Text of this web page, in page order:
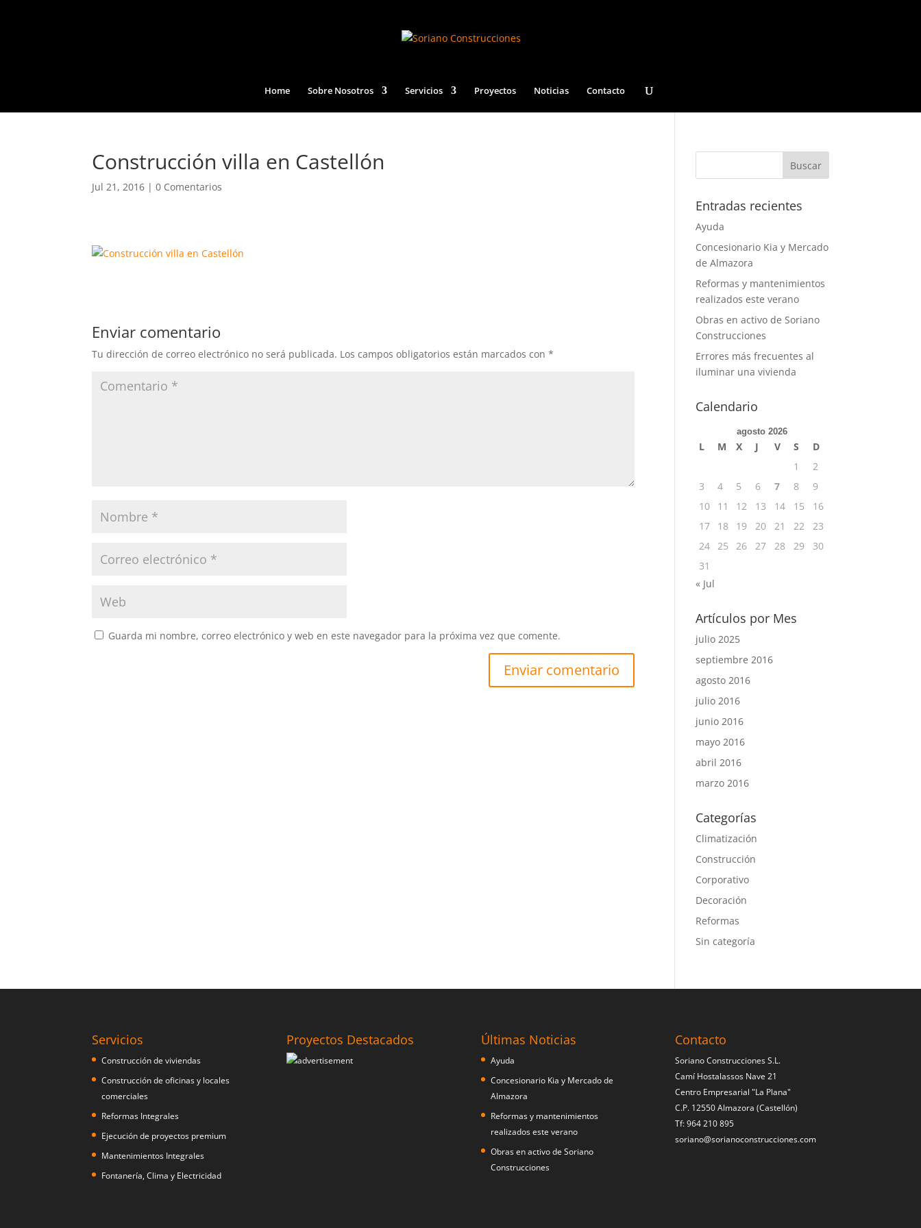
Home Sobre Nosotros Servicios Proyectos Noticias Contacto
Construcción villa en Castellón
Jul 21, 2016 |0 Comentarios
Enviar comentario
Tu dirección de correo electrónico no será publicada. Los campos obligatorios están marcados con*
Guarda mi nombre, correo electrónico y web en este navegador para la próxima vez que comente.
Entradas recientes
Ayuda
Concesionario Kia y Mercado
de Almazora
Reformas y mantenimientos
realizados este verano
Obras en activo de Soriano
Construcciones
Errores más frecuentes al
iluminar una vivienda
Calendario
agosto 2026
L M X J V S
D
1
2
3
4 5 6 7 8
9
10
11 12 13 14 15
16
17
18 19 20 21 22
23
24 25 26 27 28 29
30
31
« Jul
Artículos por Mes
julio 2025
septiembre 2016
agosto 2016
julio 2016
junio 2016
mayo 2016
abril 2016
marzo 2016
Categorías
Climatización
Construcción
Corporativo
Decoración
Reformas
Sin categoría
Servicios
Construcción de viviendas
Construcción de oficinas y locales
comerciales
Reformas Integrales
Ejecución de proyectos premium
Mantenimientos Integrales
Fontanería, Clima y Electricidad
Proyectos Destacados Últimas Noticias
Ayuda
Concesionario Kia y Mercado de
Almazora
Reformas y mantenimientos
realizados este verano
Obras en activo de Soriano
Construcciones
Contacto
Soriano Construcciones S.L.
Camí Hostalassos Nave 21
Centro Empresarial "La Plana"
C.P. 12550 Almazora (Castellón)
Tf: 964 210 895
soriano@sorianoconstrucciones.com